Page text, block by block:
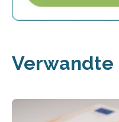
Verwandte